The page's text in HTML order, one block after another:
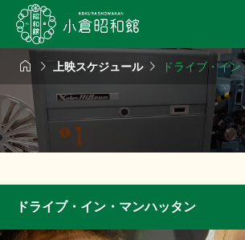
  上映スケジュール ドライブ・イ
ドライブ・イン・マンハッタン